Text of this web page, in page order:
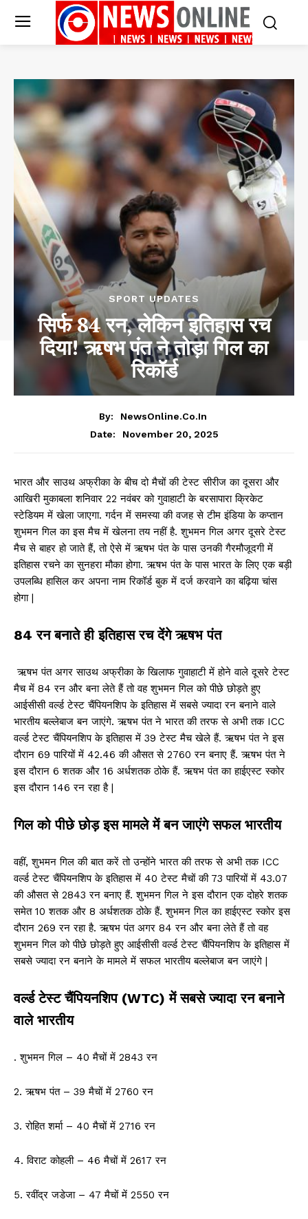
SPORT UPDATES
सिर्फ 84 रन, लेकिन इतिहास रच
दिया! ऋषभ पंत ने तोड़ा गिल का
रिकॉर्ड
By:
NewsOnline.co.in
Date:
November 20, 2025
भारत और साउथ अफ्रीका के बीच दो मैचों की टेस्ट सीरीज का दूसरा और
आखिरी मुकाबला शनिवार 22 नवंबर को गुवाहाटी के बरसापारा क्रिकेट
स्टेडियम में खेला जाएगा. गर्दन में समस्या की वजह से टीम इंडिया के कप्तान
शुभमन गिल का इस मैच में खेलना तय नहीं है. शुभमन गिल अगर दूसरे टेस्ट
मैच से बाहर हो जाते हैं, तो ऐसे में ऋषभ पंत के पास उनकी गैरमौजूदगी में
इतिहास रचने का सुनहरा मौका होगा. ऋषभ पंत के पास भारत के लिए एक बड़ी
उपलब्धि हासिल कर अपना नाम रिकॉर्ड बुक में दर्ज करवाने का बढ़िया चांस
होगा |
84 रन बनाते ही इतिहास रच देंगे ऋषभ पंत
ऋषभ पंत अगर साउथ अफ्रीका के खिलाफ गुवाहाटी में होने वाले दूसरे टेस्ट
मैच में 84 रन और बना लेते हैं तो वह शुभमन गिल को पीछे छोड़ते हुए
आईसीसी वर्ल्ड टेस्ट चैंपियनशिप के इतिहास में सबसे ज्यादा रन बनाने वाले
भारतीय बल्लेबाज बन जाएंगे. ऋषभ पंत ने भारत की तरफ से अभी तक ICC
वर्ल्ड टेस्ट चैंपियनशिप के इतिहास में 39 टेस्ट मैच खेले हैं. ऋषभ पंत ने इस
दौरान 69 पारियों में 42.46 की औसत से 2760 रन बनाए हैं. ऋषभ पंत ने
इस दौरान 6 शतक और 16 अर्धशतक ठोके हैं. ऋषभ पंत का हाईएस्ट स्कोर
इस दौरान 146 रन रहा है |
गिल को पीछे छोड़ इस मामले में बन जाएंगे सफल भारतीय
वहीं, शुभमन गिल की बात करें तो उन्होंने भारत की तरफ से अभी तक ICC
वर्ल्ड टेस्ट चैंपियनशिप के इतिहास में 40 टेस्ट मैचों की 73 पारियों में 43.07
की औसत से 2843 रन बनाए हैं. शुभमन गिल ने इस दौरान एक दोहरे शतक
समेत 10 शतक और 8 अर्धशतक ठोके हैं. शुभमन गिल का हाईएस्ट स्कोर इस
दौरान 269 रन रहा है. ऋषभ पंत अगर 84 रन और बना लेते हैं तो वह
शुभमन गिल को पीछे छोड़ते हुए आईसीसी वर्ल्ड टेस्ट चैंपियनशिप के इतिहास में
सबसे ज्यादा रन बनाने के मामले में सफल भारतीय बल्लेबाज बन जाएंगे |
वर्ल्ड टेस्ट चैंपियनशिप (WTC) में सबसे ज्यादा रन बनाने
वाले भारतीय
. शुभमन गिल – 40 मैचों में 2843 रन
2. ऋषभ पंत – 39 मैचों में 2760 रन
3. रोहित शर्मा – 40 मैचों में 2716 रन
4. विराट कोहली – 46 मैचों में 2617 रन
5. रवींद्र जडेजा – 47 मैचों में 2550 रन